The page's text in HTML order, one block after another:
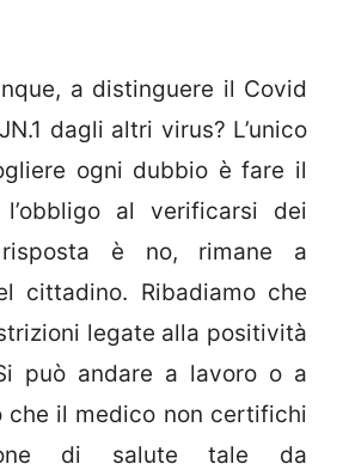
a distinguere il Covid
dagli altri virus? L’unico
ogni dubbio è fare il
l’obbligo al verificarsi dei
è no, rimane a
cittadino. Ribadiamo che
legate alla positività
può andare a lavoro o a
che il medico non certifichi
di salute tale da